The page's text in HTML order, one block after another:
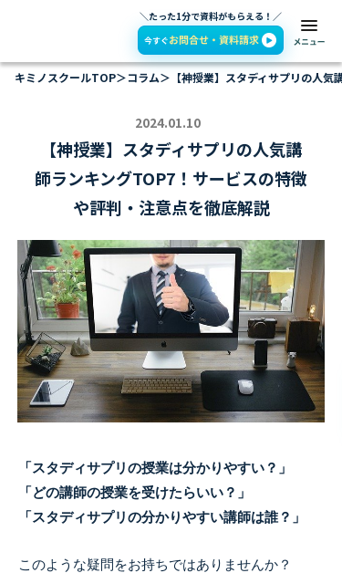
＼たった1分で資料がもらえる！／
キミノスクールTOP＞コラム＞ 【神授業】スタディサプリの人
2024.01.10
【神授業】スタディサプリの人気講
師ランキングTOP7！サービスの特徴
や評判・注意点を徹底解説
「スタディサプリの授業は分かりやすい？」
「どの講師の授業を受けたらいい？」
「スタディサプリの分かりやすい講師は誰？」
このような疑問をお持ちではありませんか？